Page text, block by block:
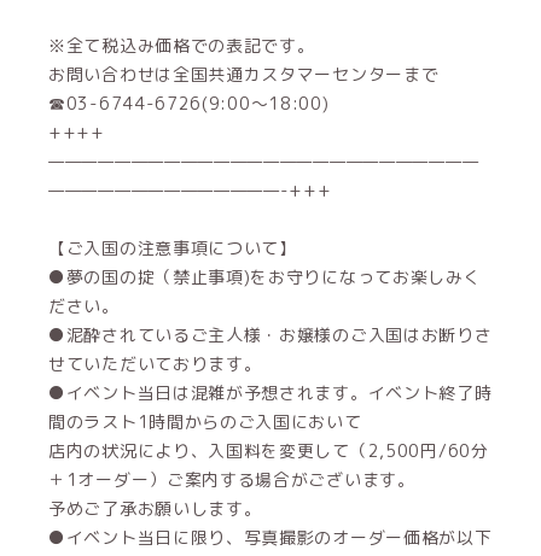
※全て税込み価格での表記です。
お問い合わせは全国共通カスタマーセンターまで
☎03-6744-6726(9:00～18:00)
++++
——————————————————————————
——————————————-+++
【ご入国の注意事項について】
●夢の国の掟（禁止事項)をお守りになってお楽しみく
ださい。
●泥酔されているご主人様・お嬢様のご入国はお断りさ
せていただいております。
●イベント当日は混雑が予想されます。イベント終了時
間のラスト1時間からのご入国において
店内の状況により、入国料を変更して（2,500円/60分
＋1オーダー）ご案内する場合がございます。
予めご了承お願いします。
●イベント当日に限り、写真撮影のオーダー価格が以下